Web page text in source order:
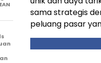
sama strategis
peluang pasar